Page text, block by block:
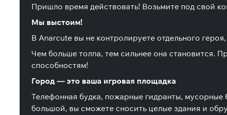
Пришло время действовать! Возьмите под свой
Мы выстоим!
В Anarcute вы не контролируете отдельного
Чем больше толпа, тем сильнее она становится.
способностям!
Город — это ваша игровая площадка
Телефонная будка, пожарные гидранты,
большой, вы сможете сносить целые здания и